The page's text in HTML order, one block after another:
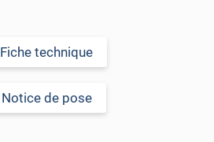
Fiche technique
Notice de pose